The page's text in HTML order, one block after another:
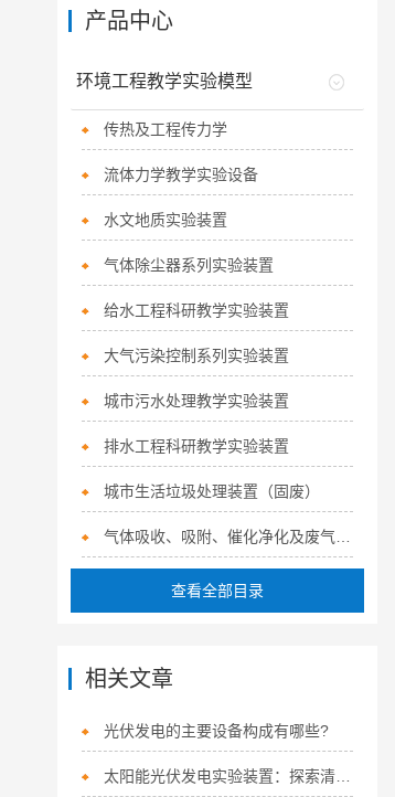
产品中心
环境工程教学实验模型
传热及工程传力学
流体力学教学实验设备
水文地质实验装置
气体除尘器系列实验装置
给水工程科研教学实验装置
大气污染控制系列实验装置
城市污水处理教学实验装置
排水工程科研教学实验装置
城市生活垃圾处理装置（固废）
查看全部目录
相关文章
光伏发电的主要设备构成有哪些?
太阳能光伏发电实验装置：探索清洁能源的奥秘